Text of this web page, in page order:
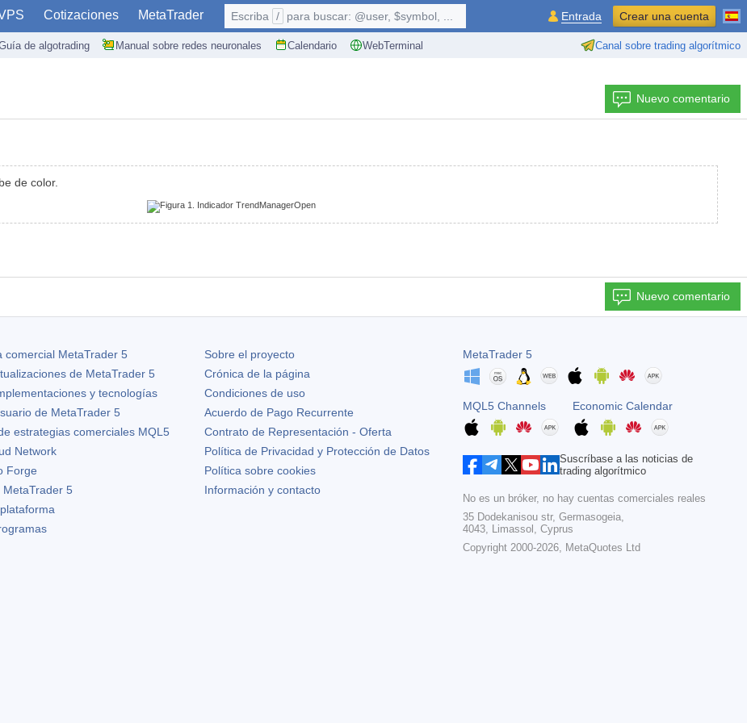
Cotizaciones MetaTrader
de algotrading Manual sobre redes neuronales Calendario WebTerminal Canal sobre trading algorítmico
Escriba / para buscar: @user, $symbol, ... Entrada Crear una cuenta
Nuevo comentario
de color.
Nuevo comentario
comercial MetaTrader 5
de MetaTrader 5
y tecnologías
de MetaTrader 5
estrategias comerciales MQL5
Network
Forge
MetaTrader 5
Sobre el proyecto
Crónica de la página
Condiciones de uso
Acuerdo de Pago Recurrente
Contrato de Representación - Oferta
Política de Privacidad y Protección de Datos
Política sobre cookies
Información y contacto
MetaTrader 5
MQL5 Channels Economic Calendar
Suscríbase a las noticias de
trading algorítmico
No es un bróker, no hay cuentas comerciales reales
35 Dodekanisou str, Germasogeia,
4043, Limassol, Cyprus
Copyright 2000-2026, MetaQuotes Ltd